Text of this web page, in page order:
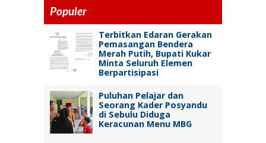
Populer
Terbitkan Edaran Gerakan
Pemasangan Bendera
Merah Putih, Bupati Kukar
Minta Seluruh Elemen
Berpartisipasi
Puluhan Pelajar dan
Seorang Kader Posyandu
di Sebulu Diduga
Keracunan Menu MBG